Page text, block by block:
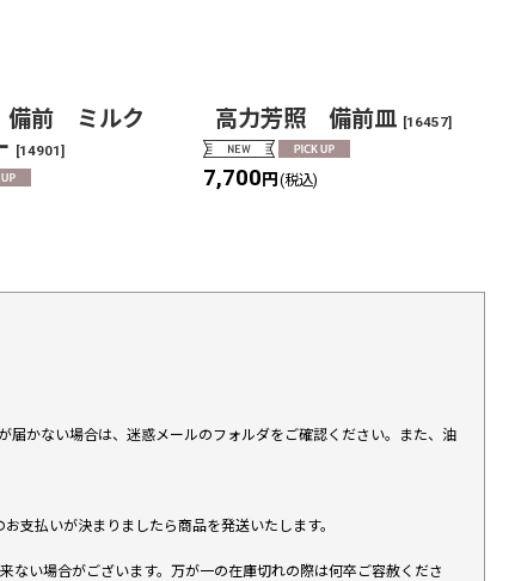
前 ミルク
[14901]
高力芳照 備前皿 [16457]
7,700円 (税込)
かない場合は、迷惑メールのフォルダをご確認ください。また、油
支払いが決まりましたら商品を発送いたします。
い場合がございます。万が一の在庫切れの際は何卒ご容赦くださ